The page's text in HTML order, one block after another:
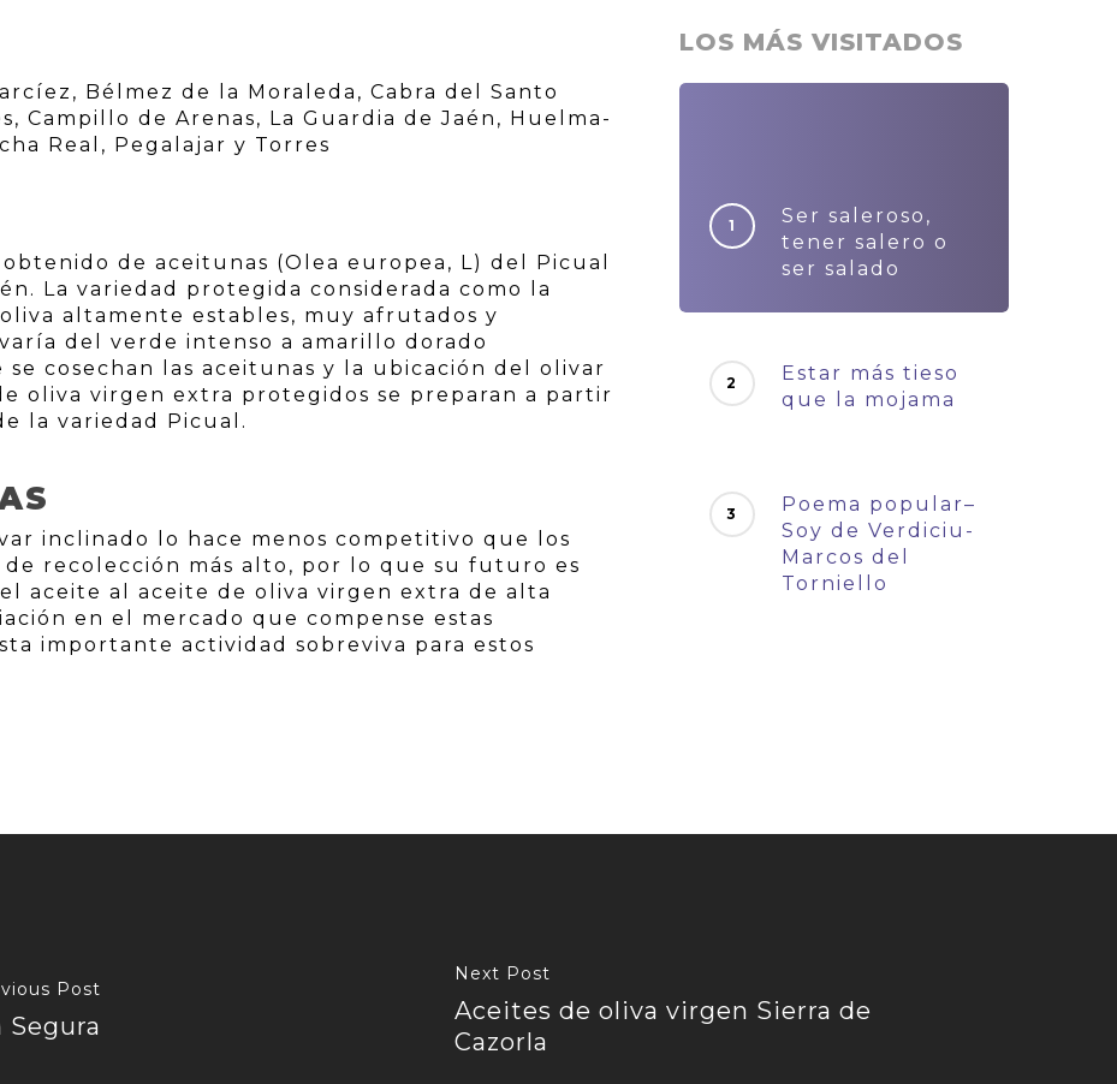
Bélmez de la Moraleda, Cabra del Santo
Campillo de Arenas, La Guardia de Jaén, Huelma-
Real, Pegalajar y Torres
de aceitunas (Olea europea, L) del Picual
La variedad protegida considerada como la
altamente estables, muy afrutados y
del verde intenso a amarillo dorado
cosechan las aceitunas y la ubicación del olivar
oliva virgen extra protegidos se preparan a partir
la variedad Picual.
inclinado lo hace menos competitivo que los
recolección más alto, por lo que su futuro es
aceite al aceite de oliva virgen extra de alta
en el mercado que compense estas
importante actividad sobreviva para estos
LOS MÁS VISITADOS
Ser saleroso,
tener salero o
ser salado
Estar más tieso
que la mojama
Poema popular–
Soy de Verdiciu-
Marcos del
Torniello
Post
Next Post
Aceites de oliva virgen Sierra de
Cazorla